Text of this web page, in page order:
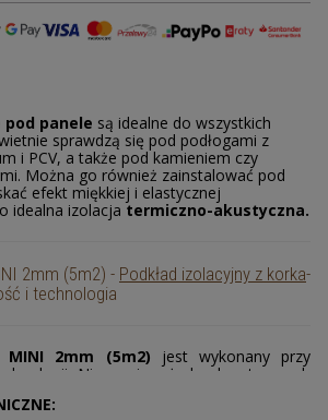
Gumokorek
Podłogi korkowe
Granulat korkowy
Tapeta korkowa
ekspandowany
Zegarek z korka
pod panele są idealne do wszystkich
sprawdzą się pod podłogami z
i PCV, a także pod kamieniem czy
Można go również zainstalować pod
efekt miękkiej i elastycznej
idealna izolacja termiczno-akustyczna.
2mm (5m2) - Podkład izolacyjny z korka-
i technologia
MINI 2mm (5m2) jest wykonany przy
Nie zawiera żadnych sztucznych
oparty jest na naturalnym